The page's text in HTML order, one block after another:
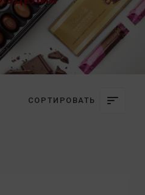
СОРТИРОВАТЬ